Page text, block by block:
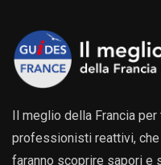
Il meglio della Francia
professionisti reattivi,
faranno scoprire sapori e